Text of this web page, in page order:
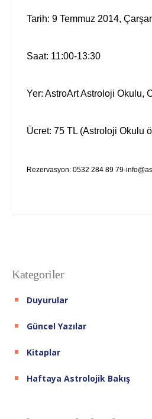
Tarih: 9 Temmuz 2014,
Saat: 11:00-13:30
Yer: AstroArt Astroloji Okulu,
Ücret: 75 TL (Astroloji Okulu
Rezervasyon: 0532 284 89 79-
Kategoriler
Duyurular
Güncel Yazılar
Kitaplar
Haftaya Astrolojik Bakış